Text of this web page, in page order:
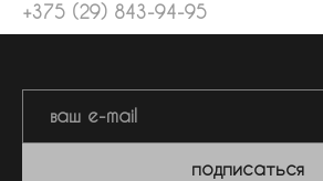
+375 (29) 843-94-95
подписаться